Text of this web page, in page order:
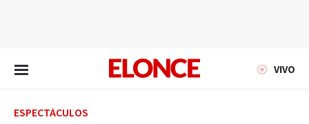
VIVO
ESPECTÁCULOS